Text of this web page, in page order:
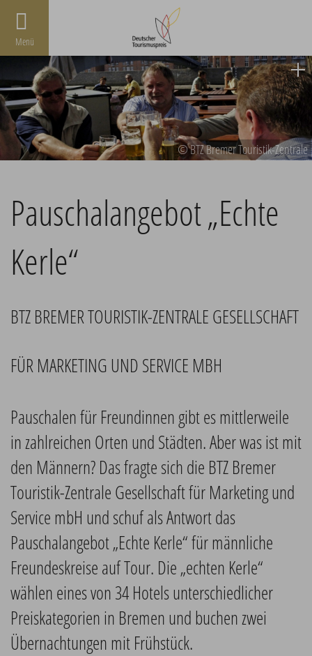
Menü
© BTZ Bremer Touristik-Zentrale
Pauschalangebot „Echte
Kerle“
BTZ BREMER TOURISTIK-ZENTRALE GESELLSCHAFT
FÜR MARKETING UND SERVICE MBH
Pauschalen für Freundinnen gibt es mittlerweile
in zahlreichen Orten und Städten. Aber was ist mit
den Männern? Das fragte sich die BTZ Bremer
Touristik-Zentrale Gesellschaft für Marketing und
Service mbH und schuf als Antwort das
Pauschalangebot „Echte Kerle“ für männliche
Freundeskreise auf Tour. Die „echten Kerle“
wählen eines von 34 Hotels unterschiedlicher
Preiskategorien in Bremen und buchen zwei
Übernachtungen mit Frühstück.